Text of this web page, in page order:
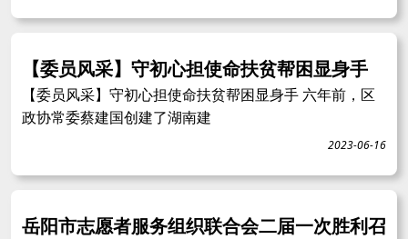
【委员风采】守初心担使命扶贫帮困显身手
【委员风采】守初心担使命扶贫帮困显身手 六年前，区
政协常委蔡建国创建了湖南建
2023-06-16
岳阳市志愿者服务组织联合会二届一次胜利召